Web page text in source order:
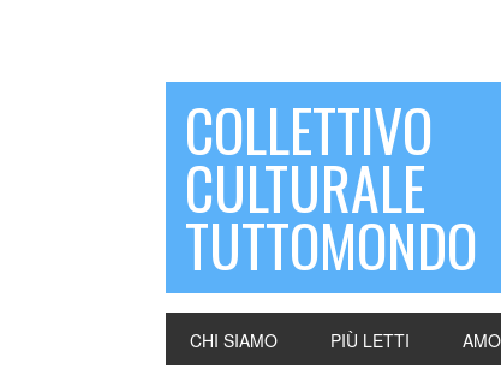
COLLETTIVO
CULTURALE
TUTTOMONDO
CHI SIAMO PIÙ LETTI